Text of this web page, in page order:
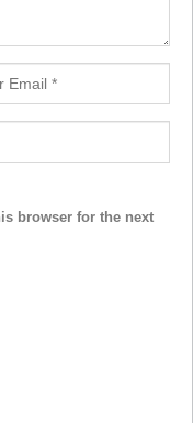
browser for the next